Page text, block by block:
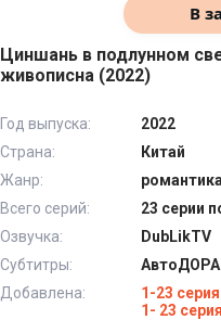
В
Циншань в подлунном
живописна (2022)
Год выпуска:
2022
Страна:
Китай
Жанр:
романтика
Всего серий:
23 серии
Озвучка:
DubLikTV
Субтитры:
Добавлена:
1-23
1- 23